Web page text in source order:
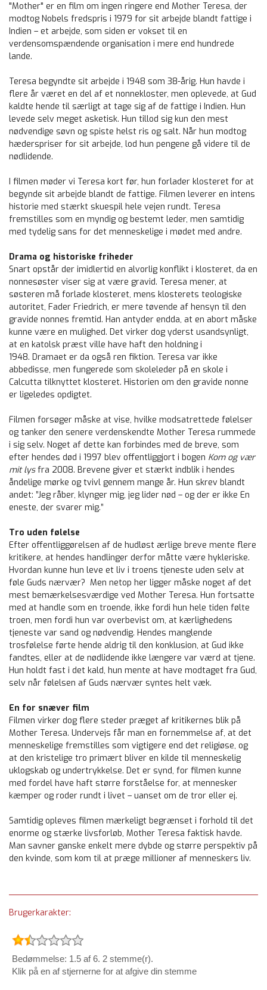
"Mother" er en film om ingen ringere end Mother Teresa, der
modtog Nobels fredspris i 1979 for sit arbejde blandt fattige i
Indien – et arbejde, som siden er vokset til en
verdensomspændende organisation i mere end hundrede
lande.
Teresa begyndte sit arbejde i 1948 som 38-årig. Hun havde i
flere år været en del af et nonnekloster, men oplevede, at Gud
kaldte hende til særligt at tage sig af de fattige i Indien. Hun
levede selv meget asketisk. Hun tillod sig kun den mest
nødvendige søvn og spiste helst ris og salt. Når hun modtog
hæderspriser for sit arbejde, lod hun pengene gå videre til de
nødlidende.
I filmen møder vi Teresa kort før, hun forlader klosteret for at
begynde sit arbejde blandt de fattige. Filmen leverer en intens
historie med stærkt skuespil hele vejen rundt. Teresa
fremstilles som en myndig og bestemt leder, men samtidig
med tydelig sans for det menneskelige i mødet med andre.
Drama og historiske friheder
Snart opstår der imidlertid en alvorlig konflikt i klosteret, da en
nonnesøster viser sig at være gravid. Teresa mener, at
søsteren må forlade klosteret, mens klosterets teologiske
autoritet, Fader Friedrich, er mere tøvende af hensyn til den
gravide nonnes fremtid. Han antyder endda, at en abort måske
kunne være en mulighed. Det virker dog yderst usandsynligt,
at en katolsk præst ville have haft den holdning i
1948. Dramaet er da også ren fiktion. Teresa var ikke
abbedisse, men fungerede som skoleleder på en skole i
Calcutta tilknyttet klosteret. Historien om den gravide nonne
er ligeledes opdigtet.
Filmen forsøger måske at vise, hvilke modsatrettede følelser
og tanker den senere verdenskendte Mother Teresa rummede
i sig selv. Noget af dette kan forbindes med de breve, som
efter hendes død i 1997 blev offentliggjort i bogen Kom og vær
mit lysfra 2008. Brevene giver et stærkt indblik i hendes
åndelige mørke og tvivl gennem mange år. Hun skrev blandt
andet: ”Jeg råber, klynger mig, jeg lider nød – og der er ikke En
eneste, der svarer mig.”
Tro uden følelse
Efter offentliggørelsen af de hudløst ærlige breve mente flere
kritikere, at hendes handlinger derfor måtte være hykleriske.
Hvordan kunne hun leve et liv i troens tjeneste uden selv at
føle Guds nærvær? Men netop her ligger måske noget af det
mest bemærkelsesværdige ved Mother Teresa. Hun fortsatte
med at handle som en troende, ikke fordi hun hele tiden følte
troen, men fordi hun var overbevist om, at kærlighedens
tjeneste var sand og nødvendig. Hendes manglende
trosfølelse førte hende aldrig til den konklusion, at Gud ikke
fandtes, eller at de nødlidende ikke længere var værd at tjene.
Hun holdt fast i det kald, hun mente at have modtaget fra Gud,
selv når følelsen af Guds nærvær syntes helt væk.
En for snæver film
Filmen virker dog flere steder præget af kritikernes blik på
Mother Teresa. Undervejs får man en fornemmelse af, at det
menneskelige fremstilles som vigtigere end det religiøse, og
at den kristelige tro primært bliver en kilde til menneskelig
uklogskab og undertrykkelse. Det er synd, for filmen kunne
med fordel have haft større forståelse for, at mennesker
kæmper og roder rundt i livet – uanset om de tror eller ej.
Samtidig opleves filmen mærkeligt begrænset i forhold til det
enorme og stærke livsforløb, Mother Teresa faktisk havde.
Man savner ganske enkelt mere dybde og større perspektiv på
den kvinde, som kom til at præge millioner af menneskers liv.
Brugerkarakter:
Bedømmelse: 1.5 af 6. 2 stemme(r).
Klik på en af stjernerne for at afgive din stemme